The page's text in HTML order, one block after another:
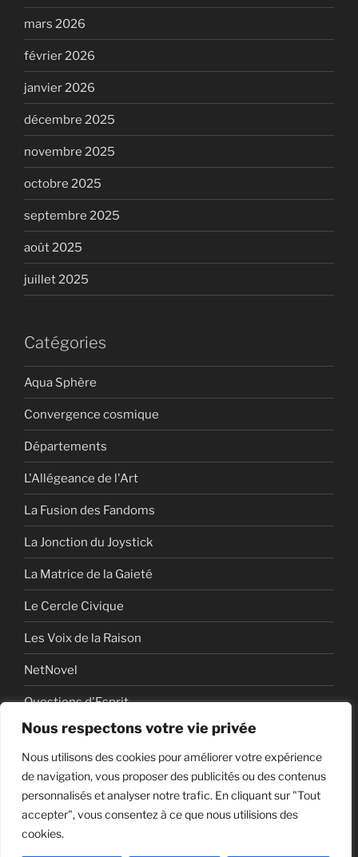
Nous respectons votre vie privée
Nous utilisons des cookies pour améliorer votre expérience
de navigation, vous proposer des publicités ou des contenus
personnalisés et analyser notre trafic. En cliquant sur "Tout
accepter", vous consentez à ce que nous utilisions des
cookies.
mars 2026
février 2026
janvier 2026
décembre 2025
novembre 2025
octobre 2025
septembre 2025
août 2025
juillet 2025
Catégories
Aqua Sphère
Convergence cosmique
Départements
L'Allégeance de l'Art
La Fusion des Fandoms
La Jonction du Joystick
La Matrice de la Gaieté
Le Cercle Civique
Les Voix de la Raison
NetNovel
Questions d'Esprit
Série
Série vidéo